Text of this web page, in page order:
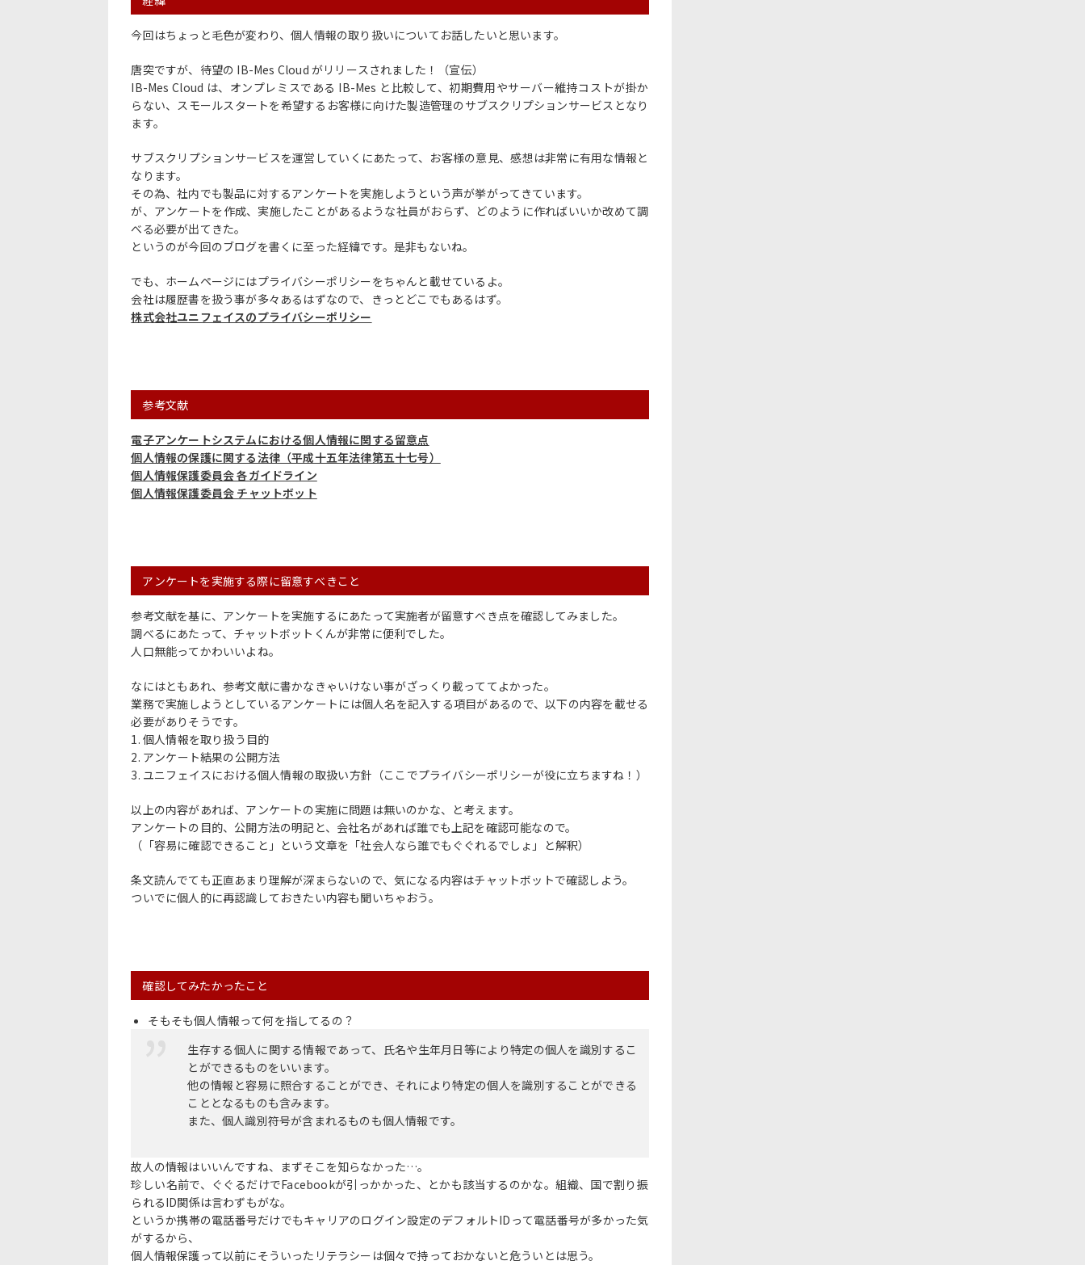
今回はちょっと毛色が変わり、個人情報の取り扱いについてお話したいと思います。
唐突ですが、待望の IB-Mes Cloud がリリースされました！（宣伝）
IB-Mes Cloud は、オンプレミスである IB-Mes と比較して、初期費用やサーバー維持コストが掛か
らない、スモールスタートを希望するお客様に向けた製造管理のサブスクリプションサービスとなり
ます。
サブスクリプションサービスを運営していくにあたって、お客様の意見、感想は非常に有用な情報と
なります。
その為、社内でも製品に対するアンケートを実施しようという声が挙がってきています。
が、アンケートを作成、実施したことがあるような社員がおらず、どのように作ればいいか改めて調
べる必要が出てきた。
というのが今回のブログを書くに至った経緯です。是非もないね。
でも、ホームページにはプライバシーポリシーをちゃんと載せているよ。
会社は履歴書を扱う事が多々あるはずなので、きっとどこでもあるはず。
株式会社ユニフェイスのプライバシーポリシー
参考文献
電子アンケートシステムにおける個人情報に関する留意点
個人情報の保護に関する法律（平成十五年法律第五十七号）
個人情報保護委員会 各ガイドライン
個人情報保護委員会 チャットボット
アンケートを実施する際に留意すべきこと
参考文献を基に、アンケートを実施するにあたって実施者が留意すべき点を確認してみました。
調べるにあたって、チャットボットくんが非常に便利でした。
人口無能ってかわいいよね。
なにはともあれ、参考文献に書かなきゃいけない事がざっくり載っててよかった。
業務で実施しようとしているアンケートには個人名を記入する項目があるので、以下の内容を載せる
必要がありそうです。
1. 個人情報を取り扱う目的
2. アンケート結果の公開方法
3. ユニフェイスにおける個人情報の取扱い方針（ここでプライバシーポリシーが役に立ちますね！）
以上の内容があれば、アンケートの実施に問題は無いのかな、と考えます。
アンケートの目的、公開方法の明記と、会社名があれば誰でも上記を確認可能なので。
（「容易に確認できること」という文章を「社会人なら誰でもぐぐれるでしょ」と解釈）
条文読んでても正直あまり理解が深まらないので、気になる内容はチャットボットで確認しよう。
ついでに個人的に再認識しておきたい内容も聞いちゃおう。
確認してみたかったこと
そもそも個人情報って何を指してるの？
生存する個人に関する情報であって、氏名や生年月日等により特定の個人を識別するこ
とができるものをいいます。
他の情報と容易に照合することができ、それにより特定の個人を識別することができる
こととなるものも含みます。
また、個人識別符号が含まれるものも個人情報です。
故人の情報はいいんですね、まずそこを知らなかった…。
珍しい名前で、ぐぐるだけでFacebookが引っかかった、とかも該当するのかな。組織、国で割り振
られるID関係は言わずもがな。
というか携帯の電話番号だけでもキャリアのログイン設定のデフォルトIDって電話番号が多かった気
がするから、
個人情報保護って以前にそういったリテラシーは個々で持っておかないと危ういとは思う。